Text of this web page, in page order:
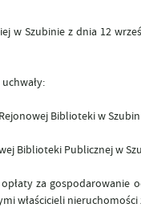
w Szubinie z dnia 12
Biblioteki w
Biblioteki Publicznej w
za gospodarowanie
właścicieli